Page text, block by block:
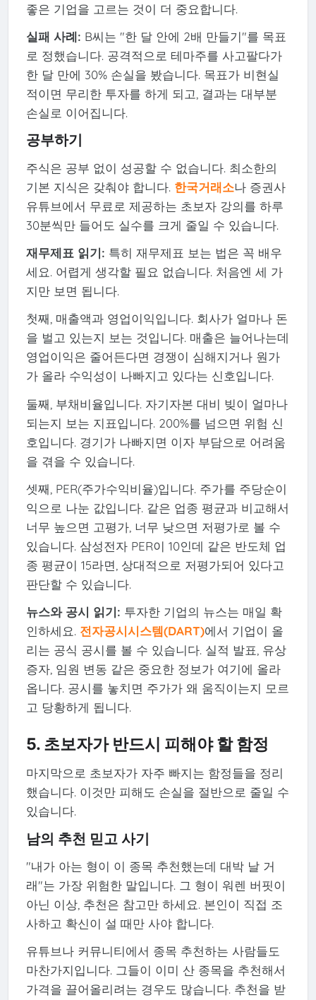
좋은 기업을 고르는 것이 더 중요합니다.
실패 사례: B씨는 "한 달 안에 2배 만들기"를 목표
로 정했습니다. 공격적으로 테마주를 사고팔다가
한 달 만에 30% 손실을 봤습니다. 목표가 비현실
적이면 무리한 투자를 하게 되고, 결과는 대부분
손실로 이어집니다.
공부하기
주식은 공부 없이 성공할 수 없습니다. 최소한의
기본 지식은 갖춰야 합니다. 한국거래소나 증권사
유튜브에서 무료로 제공하는 초보자 강의를 하루
30분씩만 들어도 실수를 크게 줄일 수 있습니다.
재무제표 읽기: 특히 재무제표 보는 법은 꼭 배우
세요. 어렵게 생각할 필요 없습니다. 처음엔 세 가
지만 보면 됩니다.
첫째, 매출액과 영업이익입니다. 회사가 얼마나 돈
을 벌고 있는지 보는 것입니다. 매출은 늘어나는데
영업이익은 줄어든다면 경쟁이 심해지거나 원가
가 올라 수익성이 나빠지고 있다는 신호입니다.
둘째, 부채비율입니다. 자기자본 대비 빚이 얼마나
되는지 보는 지표입니다. 200%를 넘으면 위험 신
호입니다. 경기가 나빠지면 이자 부담으로 어려움
을 겪을 수 있습니다.
셋째, PER(주가수익비율)입니다. 주가를 주당순이
익으로 나눈 값입니다. 같은 업종 평균과 비교해서
너무 높으면 고평가, 너무 낮으면 저평가로 볼 수
있습니다. 삼성전자 PER이 10인데 같은 반도체 업
종 평균이 15라면, 상대적으로 저평가되어 있다고
판단할 수 있습니다.
뉴스와 공시 읽기: 투자한 기업의 뉴스는 매일 확
인하세요. 전자공시시스템(DART)에서 기업이 올
리는 공식 공시를 볼 수 있습니다. 실적 발표, 유상
증자, 임원 변동 같은 중요한 정보가 여기에 올라
옵니다. 공시를 놓치면 주가가 왜 움직이는지 모르
고 당황하게 됩니다.
5. 초보자가 반드시 피해야 할 함정
마지막으로 초보자가 자주 빠지는 함정들을 정리
했습니다. 이것만 피해도 손실을 절반으로 줄일 수
있습니다.
남의 추천 믿고 사기
"내가 아는 형이 이 종목 추천했는데 대박 날 거
래"는 가장 위험한 말입니다. 그 형이 워렌 버핏이
아닌 이상, 추천은 참고만 하세요. 본인이 직접 조
사하고 확신이 설 때만 사야 합니다.
유튜브나 커뮤니티에서 종목 추천하는 사람들도
마찬가지입니다. 그들이 이미 산 종목을 추천해서
가격을 끌어올리려는 경우도 많습니다. 추천을 받